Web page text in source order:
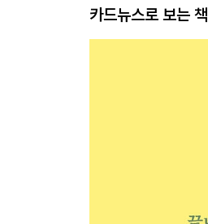
카드뉴스로 보는 책